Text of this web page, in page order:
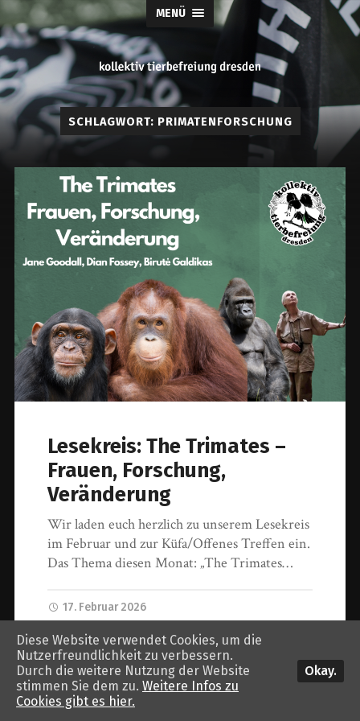
MENÜ
tierbefreiung
dresden
SCHLAGWORT: PRIMATENFORSCHUNG
Lesekreis: The Trimates –
Frauen, Forschung,
Veränderung
Wir laden euch herzlich zu unserem Lesekreis
im Februar und zur Küfa/Offenes Treffen ein.
Das Thema diesen Monat: „The Trimates…
17. Februar 2026
© 2026tierbefreiung dresden. Theme von Anders Norén.
Diese Website verwendet Cookies, um die
Nutzerfreundlichkeit zu verbessern.
Durch die weitere Nutzung der Website
stimmen Sie dem zu. Weitere Infos zu
Cookies gibt es hier.
Okay.